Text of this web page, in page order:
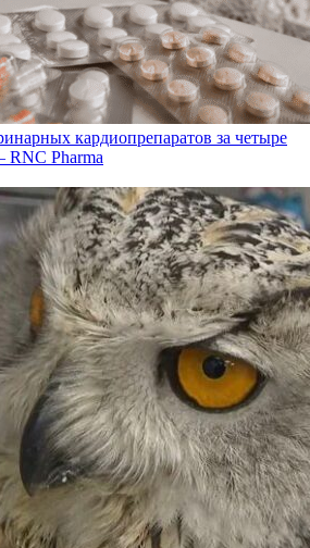
кардиопрепаратов за четыре
RNC Pharma